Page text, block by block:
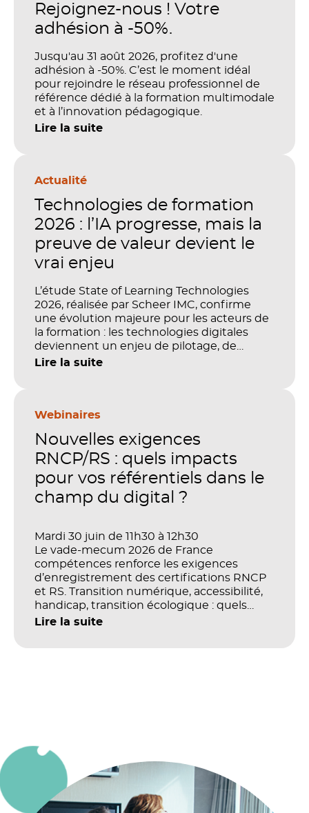
Rejoignez-nous ! Votre
adhésion à -50%.
Jusqu'au 31 août 2026, profitez d'une
adhésion à -50%. C’est le moment idéal
pour rejoindre le réseau professionnel de
référence dédié à la formation multimodale
et à l’innovation pédagogique.
Lire la suite
Actualité
Technologies de formation
2026 : l’IA progresse, mais la
preuve de valeur devient le
vrai enjeu
L’étude State of Learning Technologies
2026, réalisée par Scheer IMC, confirme
une évolution majeure pour les acteurs de
la formation : les technologies digitales
deviennent un enjeu de pilotage, de
performance et de preuve de valeur. IA,
stratégique. Mais comment démontrer
investissements sur les compétences, la
productivité et la performance des
Lire la suite
Webinaires
Nouvelles exigences
RNCP/RS : quels impacts
pour vos référentiels dans le
champ du digital ?
Mardi 30 juin de 11h30 à 12h30
Le vade-mecum 2026 de France
compétences renforce les exigences
d’enregistrement des certifications RNCP
et RS. Transition numérique, accessibilité,
handicap, transition écologique : quels
impacts concrets pour les référentiels dans
Lire la suite